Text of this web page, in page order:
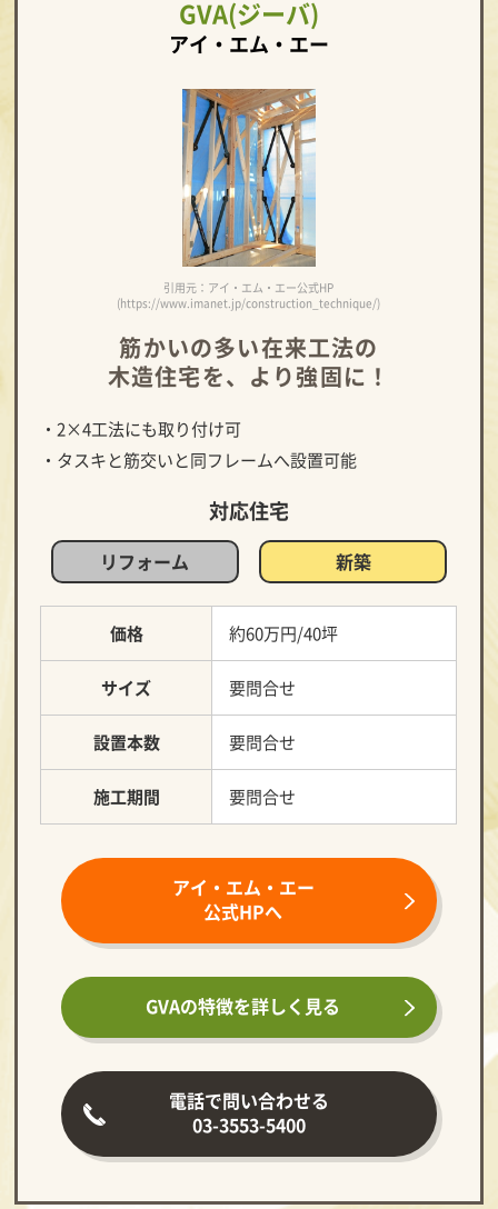
GVA(ジーバ)
アイ・エム・エー
引用元：アイ・エム・エー公式HP
(https://www.imanet.jp/construction_technique/)
筋かいの多い在来工法の
木造住宅を、より強固に！
・2×4工法にも取り付け可
・タスキと筋交いと同フレームへ設置可能
対応住宅
リフォーム 新築
価格 約60万円/40坪
サイズ 要問合せ
設置本数 要問合せ
施工期間 要問合せ
アイ・エム・エー
公式HPへ
GVAの特徴を詳しく見る
電話で問い合わせる
03-3553-5400